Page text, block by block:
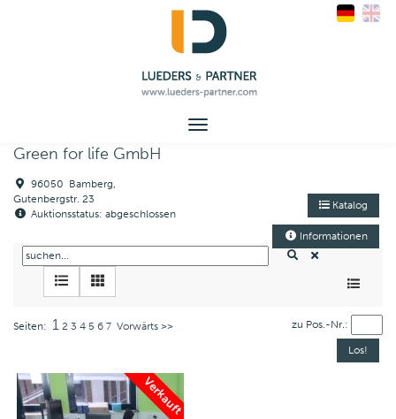
Toggle
Green for life GmbH
96050 Bamberg,
Gutenbergstr. 23
Auktionsstatus: abgeschlossen
Katalog
Informationen
Seiten: 1 2 3 4 5 6 7 Vorwärts >> zu Pos.-Nr.:
Verkauft